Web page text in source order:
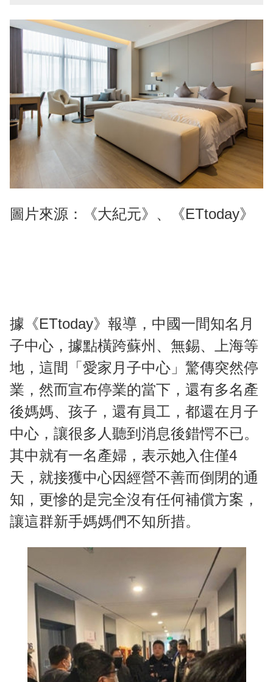
圖片來源：《大紀元》、《ETtoday》
據《ETtoday》報導，中國一間知名月
子中心，據點橫跨蘇州、無錫、上海等
地，這間「愛家月子中心」驚傳突然停
業，然而宣布停業的當下，還有多名產
後媽媽、孩子，還有員工，都還在月子
中心，讓很多人聽到消息後錯愕不已。
其中就有一名產婦，表示她入住僅4
天，就接獲中心因經營不善而倒閉的通
知，更慘的是完全沒有任何補償方案，
讓這群新手媽媽們不知所措。